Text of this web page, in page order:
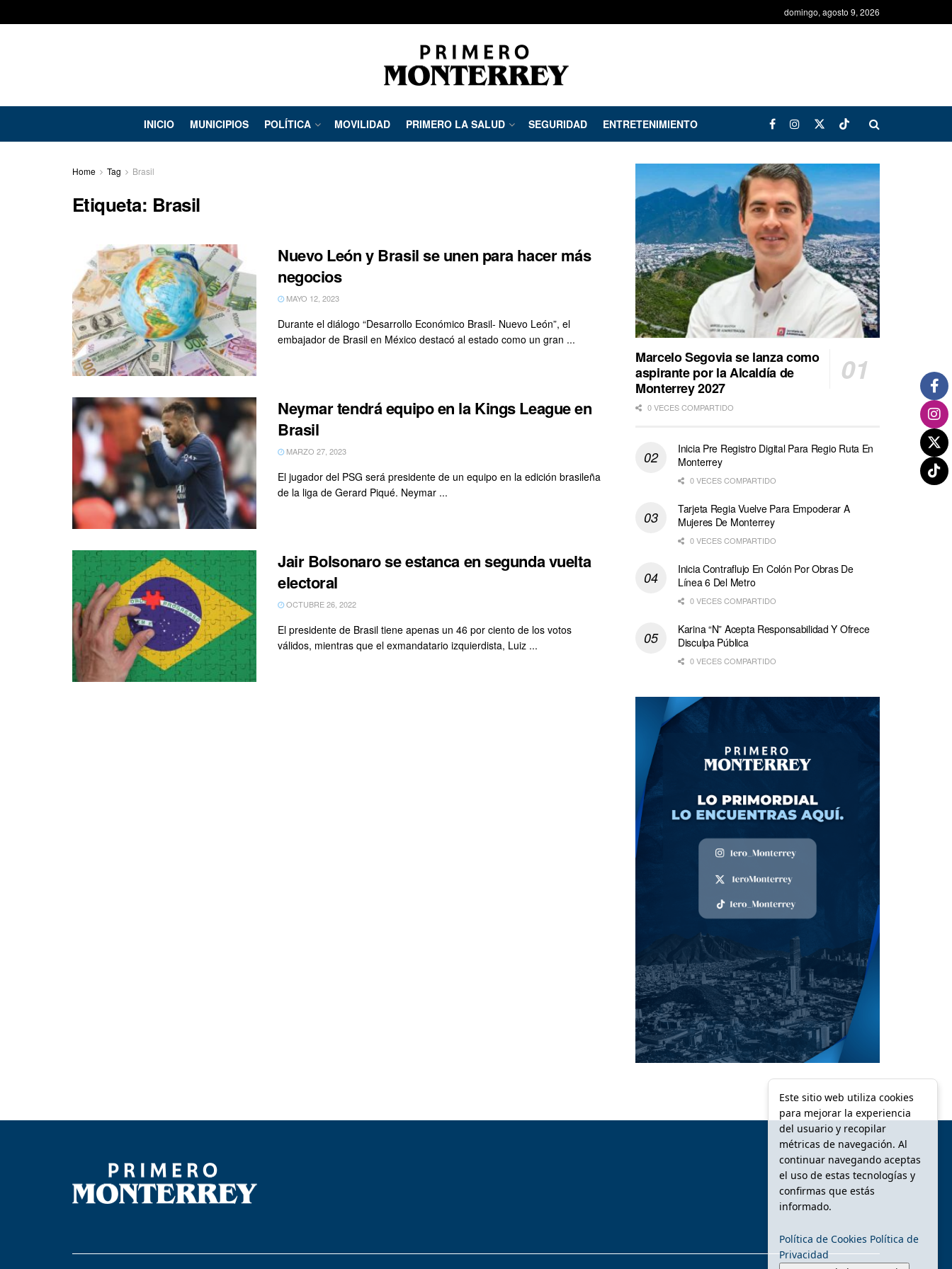
domingo, agosto 9, 2026
INICIO MUNICIPIOS POLÍTICA MOVILIDAD PRIMERO LA SALUD SEGURIDAD ENTRETENIMIENTO
Home Tag Brasil
Etiqueta: Brasil
Nuevo León y Brasil se unen para hacer más
negocios
MAYO 12, 2023
Durante el diálogo “Desarrollo Económico Brasil- Nuevo León”, el
embajador de Brasil en México destacó al estado como un gran ...
Neymar tendrá equipo en la Kings League en
Brasil
MARZO 27, 2023
El jugador del PSG será presidente de un equipo en la edición brasileña
de la liga de Gerard Piqué. Neymar ...
Jair Bolsonaro se estanca en segunda vuelta
electoral
OCTUBRE 26, 2022
El presidente de Brasil tiene apenas un 46 por ciento de los votos
válidos, mientras que el exmandatario izquierdista, Luiz ...
Marcelo Segovia se lanza como
aspirante por la Alcaldía de
Monterrey 2027
0 VECES COMPARTIDO
Inicia Pre Registro Digital Para Regio Ruta En
Monterrey
0 VECES COMPARTIDO
Tarjeta Regia Vuelve Para Empoderar A
Mujeres De Monterrey
0 VECES COMPARTIDO
Inicia Contraflujo En Colón Por Obras De
Línea 6 Del Metro
0 VECES COMPARTIDO
Karina “N” Acepta Responsabilidad Y Ofrece
Disculpa Pública
0 VECES COMPARTIDO
Este sitio web utiliza cookies
para mejorar la experiencia
del usuario y recopilar
métricas de navegación. Al
continuar navegando aceptas
el uso de estas tecnologías y
confirmas que estás
informado.
Política de Cookies Política de
Privacidad